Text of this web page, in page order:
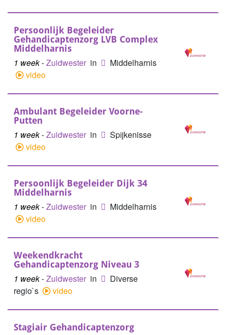
Persoonlijk Begeleider
Gehandicaptenzorg LVB Complex
Middelharnis
1 week-Zuidwester in
Middelharnis
video
Ambulant Begeleider Voorne-
Putten
1 week-Zuidwester in
Spijkenisse
video
Persoonlijk Begeleider Dijk 34
Middelharnis
1 week-Zuidwester in
Middelharnis
video
Weekendkracht
Gehandicaptenzorg Niveau 3
1 week-Zuidwester in
Diverse
regio`s
video
Stagiair Gehandicaptenzorg